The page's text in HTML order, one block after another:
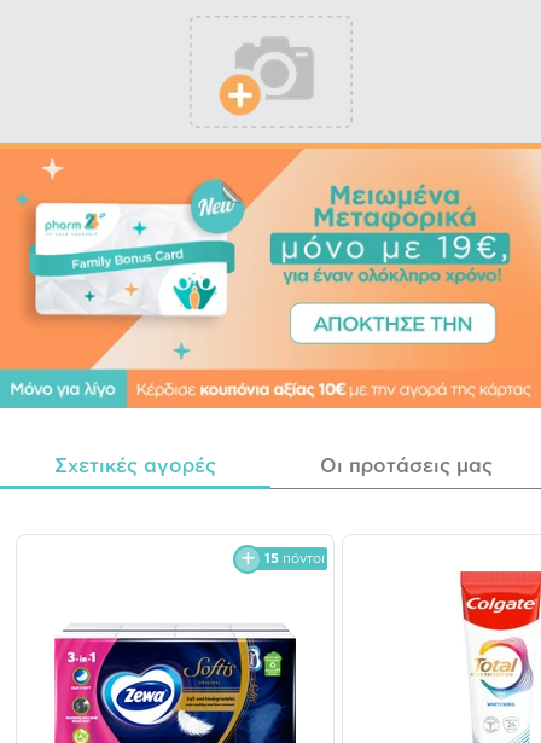
Σχετικές αγορές Οι προτάσεις μας
15 πόντοι